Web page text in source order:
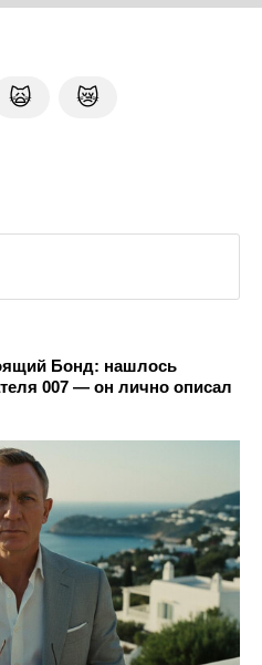
🙀 😿
Бонд: нашлось
007 — он лично описал